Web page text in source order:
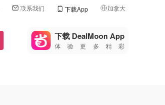
联系我们 下载App 加拿大
🇺🇸
美国
🇨🇳中国
下载 DealMoon App
体验更多精彩